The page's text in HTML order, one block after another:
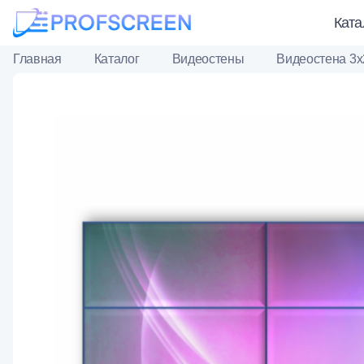
Главная Каталог Видеостены Видеостена